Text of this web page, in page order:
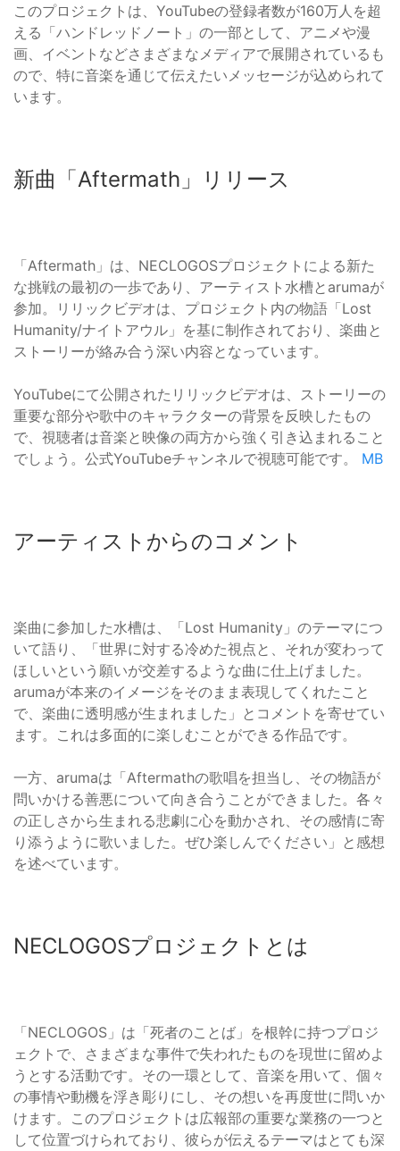
このプロジェクトは、YouTubeの登録者数が160万人を超
える「ハンドレッドノート」の一部として、アニメや漫
画、イベントなどさまざまなメディアで展開されているも
ので、特に音楽を通じて伝えたいメッセージが込められて
います。
新曲「Aftermath」リリース
「Aftermath」は、NECLOGOSプロジェクトによる新た
な挑戦の最初の一歩であり、アーティスト水槽とarumaが
参加。リリックビデオは、プロジェクト内の物語「Lost
Humanity/ナイトアウル」を基に制作されており、楽曲と
ストーリーが絡み合う深い内容となっています。
YouTubeにて公開されたリリックビデオは、ストーリーの
重要な部分や歌中のキャラクターの背景を反映したもの
で、視聴者は音楽と映像の両方から強く引き込まれること
でしょう。公式YouTubeチャンネルで視聴可能です。 MB
アーティストからのコメント
楽曲に参加した水槽は、「Lost Humanity」のテーマにつ
いて語り、「世界に対する冷めた視点と、それが変わって
ほしいという願いが交差するような曲に仕上げました。
arumaが本来のイメージをそのまま表現してくれたこと
で、楽曲に透明感が生まれました」とコメントを寄せてい
ます。これは多面的に楽しむことができる作品です。
一方、arumaは「Aftermathの歌唱を担当し、その物語が
問いかける善悪について向き合うことができました。各々
の正しさから生まれる悲劇に心を動かされ、その感情に寄
り添うように歌いました。ぜひ楽しんでください」と感想
を述べています。
NECLOGOSプロジェクトとは
「NECLOGOS」は「死者のことば」を根幹に持つプロジ
ェクトで、さまざまな事件で失われたものを現世に留めよ
うとする活動です。その一環として、音楽を用いて、個々
の事情や動機を浮き彫りにし、その想いを再度世に問いか
けます。このプロジェクトは広報部の重要な業務の一つと
して位置づけられており、彼らが伝えるテーマはとても深